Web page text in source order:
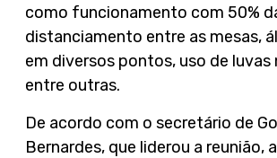
como funcionamento com 50%
distanciamento entre as mesas,
em diversos pontos, uso de
entre outras.
De acordo com o secretário de
Bernardes, que liderou a reunião,